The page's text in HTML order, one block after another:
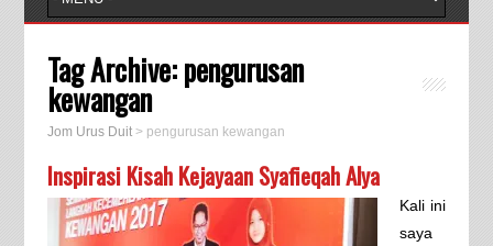
Tag Archive:pengurusan
kewangan
Jom Urus Duit> pengurusan kewangan
Inspirasi Kisah Kejayaan Syafieqah Alya
Kali ini
saya